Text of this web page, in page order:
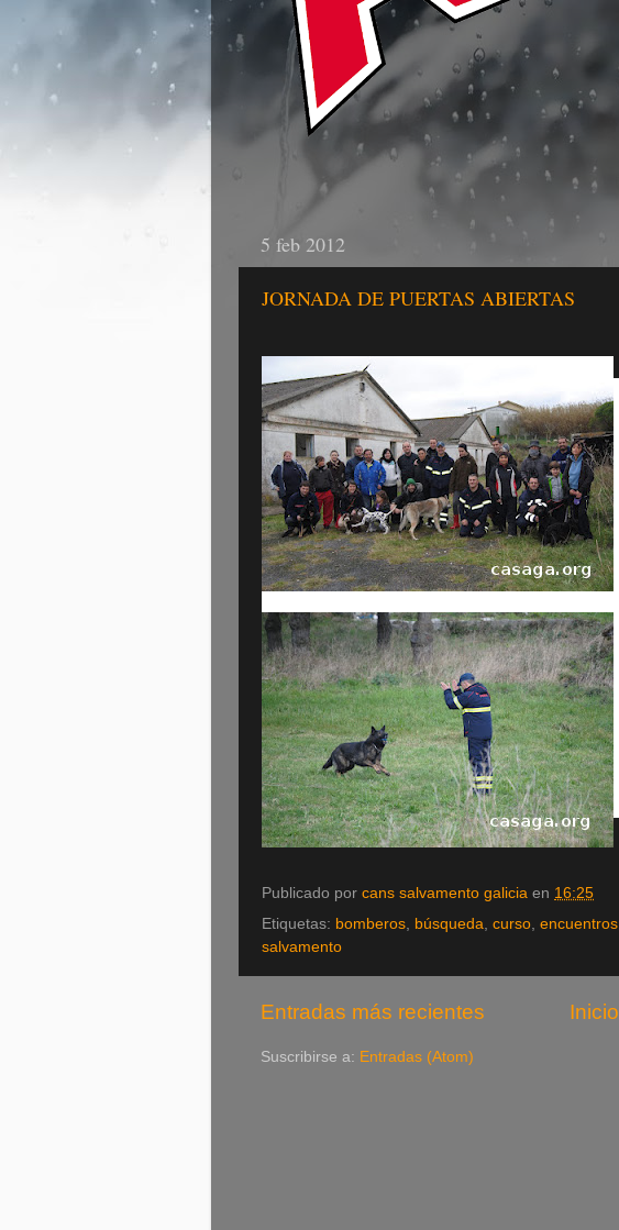
5 feb 2012
JORNADA DE PUERTAS ABIERTAS
Publicado por cans salvamento galicia en 16:25
Etiquetas: bomberos búsqueda curso encuentros
salvamento
Entradas más recientes Inicio
Suscribirse a: Entradas (Atom)